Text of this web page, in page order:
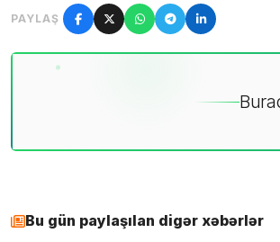
PAYLAŞ
Bu gün paylaşılan digər xəbərlər